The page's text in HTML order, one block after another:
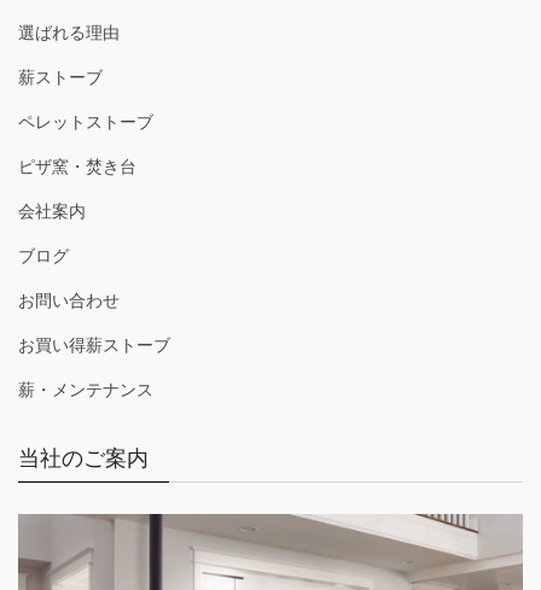
選ばれる理由
薪ストーブ
ペレットストーブ
ピザ窯・焚き台
会社案内
ブログ
お問い合わせ
お買い得薪ストーブ
薪・メンテナンス
当社のご案内